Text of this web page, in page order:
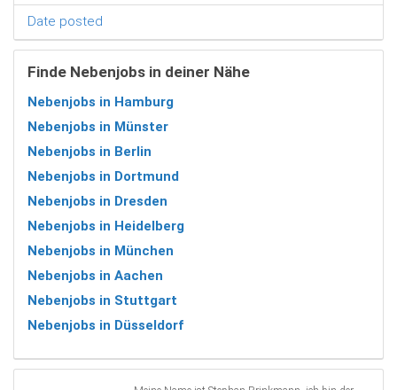
Date posted
Finde Nebenjobs in deiner Nähe
Nebenjobs in Hamburg
Nebenjobs in Münster
Nebenjobs in Berlin
Nebenjobs in Dortmund
Nebenjobs in Dresden
Nebenjobs in Heidelberg
Nebenjobs in München
Nebenjobs in Aachen
Nebenjobs in Stuttgart
Nebenjobs in Düsseldorf